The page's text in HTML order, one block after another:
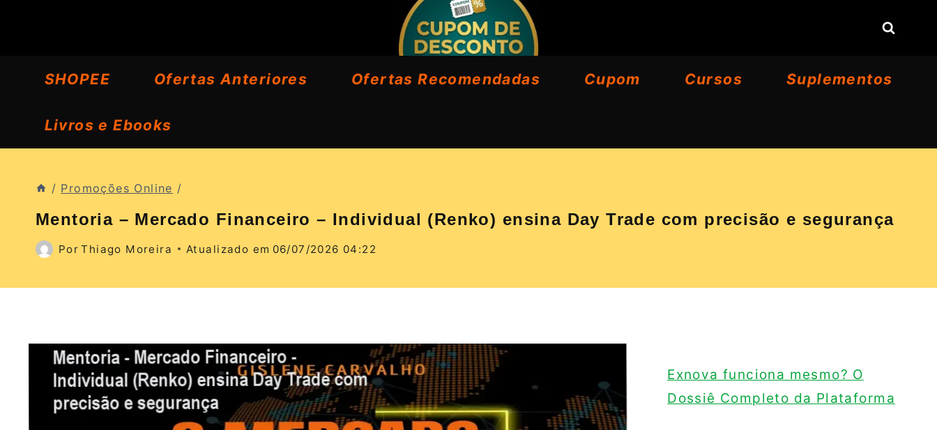
ConteúdoSHOPEE Ofertas Anteriores Ofertas Recomendadas Cupom Cursos Suplementos
Livros e Ebooks
/ Promoções Online /
Mentoria – Mercado Financeiro – Individual (Renko) ensina Day Trade com precisão e segurança
Por Thiago Moreira Atualizado em 06/07/2026 04:22
Exnova funciona mesmo? O
Dossiê Completo da Plataforma